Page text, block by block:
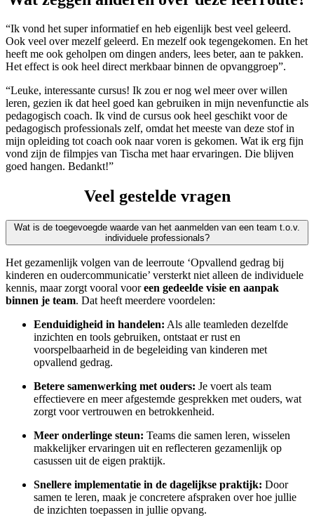
“Ik vond het super informatief en heb eigenlijk best veel geleerd.
Ook veel over mezelf geleerd. En mezelf ook tegengekomen. En het
heeft me ook geholpen om dingen anders, lees beter, aan te pakken.
Het effect is ook heel direct merkbaar binnen de opvanggroep”.
“Leuke, interessante cursus! Ik zou er nog wel meer over willen
leren, gezien ik dat heel goed kan gebruiken in mijn nevenfunctie als
pedagogisch coach. Ik vind de cursus ook heel geschikt voor de
pedagogisch professionals zelf, omdat het meeste van deze stof in
mijn opleiding tot coach ook naar voren is gekomen. Wat ik erg fijn
vond zijn de filmpjes van Tischa met haar ervaringen. Die blijven
goed hangen. Bedankt!”
Veel gestelde vragen
Wat is de toegevoegde waarde van het aanmelden van een team t.o.v.
individuele professionals?
Het gezamenlijk volgen van de leerroute ‘Opvallend gedrag bij
kinderen en oudercommunicatie’ versterkt niet alleen de individuele
kennis, maar zorgt vooral vooreen gedeelde visie en aanpak
binnen je team. Dat heeft meerdere voordelen:
Eenduidigheid in handelen: Als alle teamleden dezelfde
inzichten en tools gebruiken, ontstaat er rust en
voorspelbaarheid in de begeleiding van kinderen met
opvallend gedrag.
Betere samenwerking met ouders: Je voert als team
effectievere en meer afgestemde gesprekken met ouders, wat
zorgt voor vertrouwen en betrokkenheid.
Meer onderlinge steun: Teams die samen leren, wisselen
makkelijker ervaringen uit en reflecteren gezamenlijk op
casussen uit de eigen praktijk.
Snellere implementatie in de dagelijkse praktijk: Door
samen te leren, maak je concretere afspraken over hoe jullie
de inzichten toepassen in jullie opvang.